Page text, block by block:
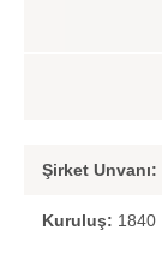
Şirket Unvanı:
Kuruluş: 1840